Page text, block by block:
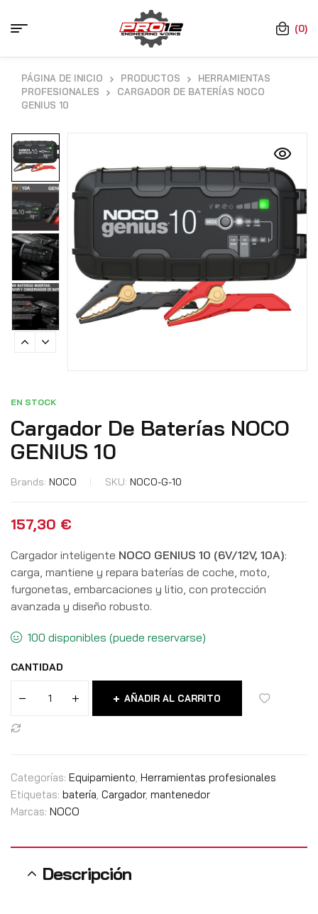
(0)
PÁGINA DE INICIO PRODUCTOS
HERRAMIENTAS
PROFESIONALES
CARGADOR DE BATERÍAS NOCO
GENIUS 10
EN STOCK
Cargador De Baterías NOCO
GENIUS 10
Brands: NOCO SKU: NOCO-G-10
157,30 €
Cargador inteligente NOCO GENIUS 10 (6V/12V, 10A):
carga, mantiene y repara baterías de coche, moto,
furgonetas, embarcaciones y litio, con protección
avanzada y diseño robusto.
100 disponibles (puede reservarse)
CANTIDAD
AÑADIR AL CARRITO
Categorías: Equipamiento, Herramientas profesionales
Etiquetas: batería, Cargador, mantenedor
Marcas: NOCO
Descripción